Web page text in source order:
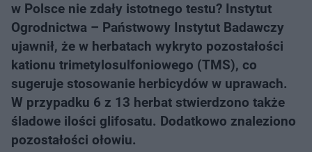
w Polsce nie zdały istotnego testu? Instytut
Ogrodnictwa – Państwowy Instytut Badawczy
ujawnił, że w herbatach wykryto pozostałości
kationu trimetylosulfoniowego (TMS), co
sugeruje stosowanie herbicydów w uprawach.
W przypadku 6 z 13 herbat stwierdzono także
śladowe ilości glifosatu. Dodatkowo znaleziono
pozostałości ołowiu.